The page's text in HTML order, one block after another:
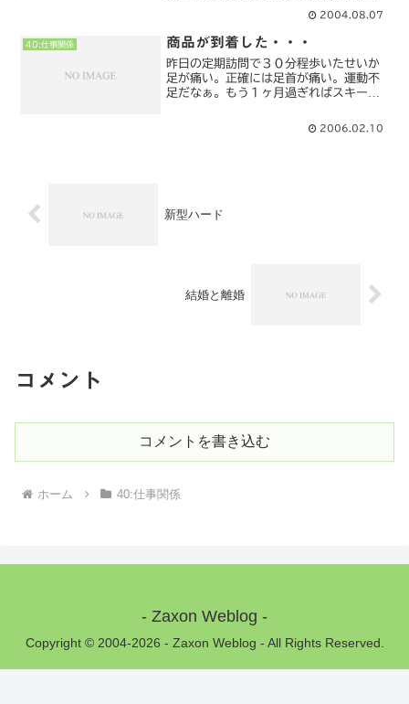
新品にしたらと新品を購入した。単なる
ローカルプリンタなので問題ないと思っ
ていたら・・・やってく...
2004.08.07
40:仕事関係 商品が到着した・・・
昨日の定期訪問で３０分程歩いたせいか
足が痛い。正確には足首が痛い。運動不
足だなぁ。もう１ヶ月過ぎればスキーへ
と・・・。等と考えていると、運送業者
から電話が・・・。「ハードウェアの仕
2006.02.10
新型ハード
結婚と離婚
コメント
コメントを書き込む
ホーム 40:仕事関係
- Zaxon Weblog -
Copyright © 2004-2026 - Zaxon Weblog - All Rights Reserved.